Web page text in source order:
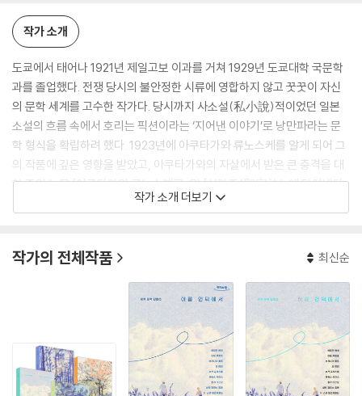
작가 소개
도쿄에서 태어나 1921년 제일고보 이과를 거쳐 1929년 도쿄대학 국문학
과를 졸업했다. 전쟁 당시의 불안정한 시류에 영합하지 않고 꿋꿋이 자신
의 문학 세계를 고수한 작가다. 당시까지 사소설(私小說)적이었던 일본
소설의 흐름 속에서 호리는 픽션이라는 ‘지어낸 이야기’로 낭만파라는 문
학 형식을 확립하려 했다. 1923년에 아쿠타가와 류노스케를 알게 되어 그
의 작품에 깊은 영향을 받았고, 아쿠타가와의 자살에서 받은 큰 충격을 대
학 졸업 논문 「아쿠타가와 류노스케론」 및 「성가족(聖家族)」에 담아냈다.
전쟁 말기부터 결핵 증상이 악화해 전후에는 거의 작품 활동을 중단한 채
름다운 마을(美しい村)』, 「바람이 분다(風立ちぬ)」, 「광야(曠野)」 등이
있다. 이 대표작들에는 사랑을 통해 죽음을 넘어선 곳에서 진정한 생을 발
견하고자 하는 주제 의식이 드러나 있다.
작가 소개 더보기
작가의 전체작품 최신순